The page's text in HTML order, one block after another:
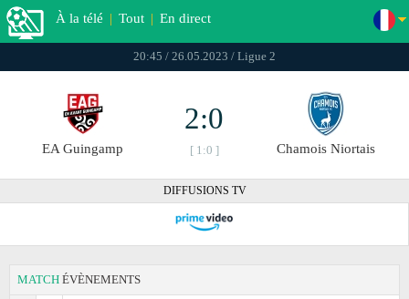
À la télé | Tout | En direct
20:45 / 26.05.2023 / Ligue 2
EA Guingamp
2:0
[ 1:0 ] Chamois Niortais
DIFFUSIONS TV
MATCH ÉVÈNEMENTS